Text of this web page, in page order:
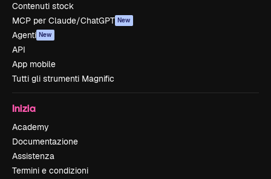
Contenuti stock
MCP per Claude/ChatGPT New
Agenti New
API
App mobile
Tutti gli strumenti Magnific
Inizia
Academy
Documentazione
Assistenza
Termini e condizioni